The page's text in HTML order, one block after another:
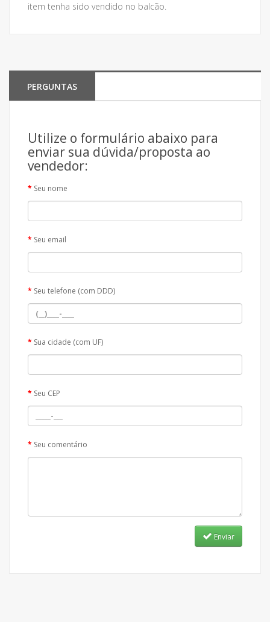
item tenha sido vendido no balcão.
PERGUNTAS
Utilize o formulário abaixo para
enviar sua dúvida/proposta ao
vendedor:
Seu nome
Seu email
Seu telefone (com DDD)
Sua cidade (com UF)
Seu CEP
Seu comentário
Enviar